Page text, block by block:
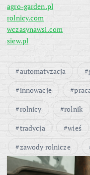
agro-garden.pl
rolnicy.com
wczasynawsi.com
siew.pl
automatyzacja
innowacje
rolnicy
rolnik
tradycja
wieś
zawody rolnicze